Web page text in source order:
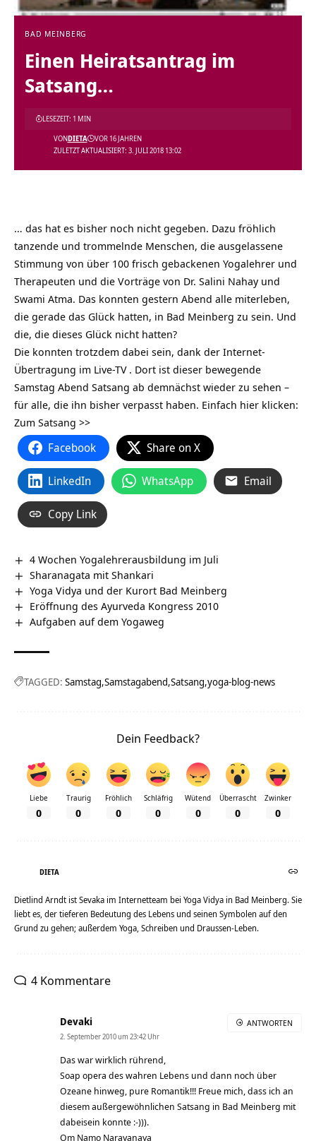
BAD MEINBERG
Einen Heiratsantrag im
Satsang…
ZULETZT AKTUALISIERT: 3. JULI 2018 13:02
VONDIETA VOR 16 JAHREN
LESEZEIT: 1 MIN
… das hat es bisher noch nicht gegeben. Dazu fröhlich
tanzende und trommelnde Menschen, die ausgelassene
Stimmung von über 100 frisch gebackenen Yogalehrer und
Therapeuten und die Vorträge von Dr. Salini Nahay und
Swami Atma. Das konnten gestern Abend alle miterleben,
die gerade das Glück hatten, in Bad Meinberg zu sein. Und
die, die dieses Glück nicht hatten?
Die konnten trotzdem dabei sein, dank der Internet-
Übertragung im Live-TV . Dort ist dieser bewegende
Samstag Abend Satsang ab demnächst wieder zu sehen –
für alle, die ihn bisher verpasst haben. Einfach hier klicken:
Zum Satsang >>
Facebook Share on X
LinkedIn WhatsApp Email
Copy Link
4 Wochen Yogalehrerausbildung im Juli
Sharanagata mit Shankari
Yoga Vidya und der Kurort Bad Meinberg
Eröffnung des Ayurveda Kongress 2010
Aufgaben auf dem Yogaweg
TAGGED: Samstag Samstagabend Satsang yoga-blog-news
Dein Feedback?
Liebe
0
Traurig
0
Fröhlich
0
Schläfrig
0
Wütend
0
Überrascht
0
Zwinker
0
DIETA
Dietlind Arndt ist Sevaka im Internetteam bei Yoga Vidya in Bad Meinberg. Sie
liebt es, der tieferen Bedeutung des Lebens und seinen Symbolen auf den
Grund zu gehen; außerdem Yoga, Schreiben und Draussen-Leben.
4 Kommentare
Devaki
2. September 2010 um 23:42 Uhr
Das war wirklich rührend,
Soap opera des wahren Lebens und dann noch über
Ozeane hinweg, pure Romantik!!! Freue mich, dass ich an
diesem außergewöhnlichen Satsang in Bad Meinberg mit
dabeisein konnte :-))).
Om Namo Narayanaya
ANTWORTEN